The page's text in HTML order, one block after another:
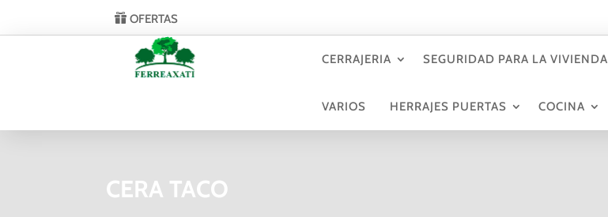
OFERTAS
CERRAJERIA SEGURIDAD PARA LA VIVIENDA
VARIOS HERRAJES PUERTAS COCINA
CERA TACO